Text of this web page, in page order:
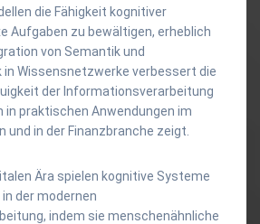
die Fähigkeit kognitiver
Aufgaben zu bewältigen, erheblich
von Semantik und
in Wissensnetzwerke verbessert die
der Informationsverarbeitung
in praktischen Anwendungen im
und in der Finanzbranche zeigt.
Ära spielen kognitive Systeme
der modernen
indem sie menschenähnliche